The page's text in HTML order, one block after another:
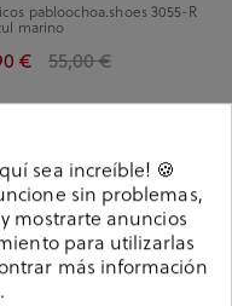
pabloochoa.shoes 3055-R
marino
€ 55,00 €
sea increíble! 🍪
sin problemas,
mostrarte anuncios
para utilizarlas
más información
.